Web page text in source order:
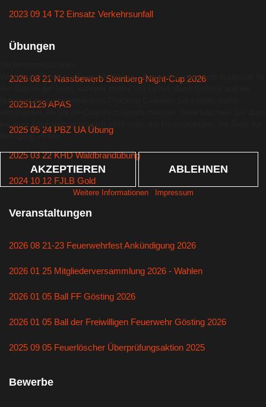
2023 09 14 T2 Einsatz Verkehrsunfall
Übungen
2026 08 21 Nassbewerb Steinberg-Night-Cup 2026
20251129 APAS
2025 05 24 PBZ UA Übung
2025 03 22 KHD Waldbrandübung
2024 10 12 FJLB Gold
Veranstaltungen
2026 08 21-23 Feuerwehrfest Ankündigung 2026
2026 01 25 Mitgliederversammlung 2026 - Wahlen
2026 01 05 Ball FF Gösting 2026
2026 01 05 Ball der Freiwilligen Feuerwehr Gösting 2026
2025 09 05 Feuerlöscher Überprüfungsaktion 2025
Bewerbe
Wir nutzen Cookies auf unserer Website. Einige von ihnen sind essenziell für
Nutzererfahrung zu verbessern (Tracking Cookies). Sie können selbst
bei einer Ablehnung womöglich nicht mehr alle Funktionalitäten der Seite zur
Verfügung stehen.
AKZEPTIEREN ABLEHNEN
Weitere Informationen| Impressum